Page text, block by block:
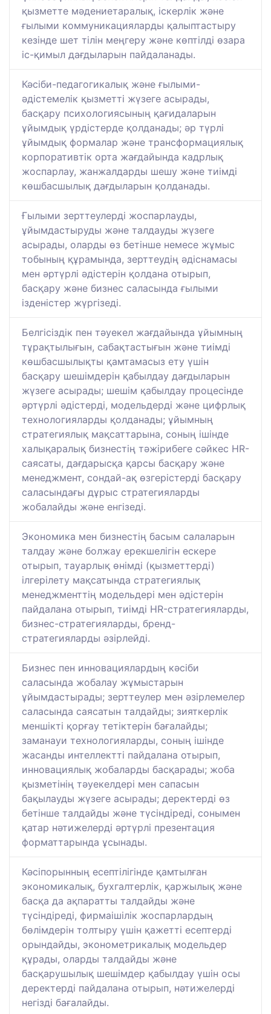
қызметте мәдениетаралық, іскерлік және
ғылыми коммуникацияларды қалыптастыру
кезінде шет тілін меңгеру және көптілді өзара
іс-қимыл дағдыларын пайдаланады.
Кәсіби-педагогикалық және ғылыми-
әдістемелік қызметті жүзеге асырады,
басқару психологиясының қағидаларын
ұйымдық үрдістерде қолданады; әр түрлі
ұйымдық формалар және трансформациялық
корпоративтік орта жағдайында кадрлық
жоспарлау, жанжалдарды шешу және тиімді
көшбасшылық дағдыларын қолданады.
Ғылыми зерттеулерді жоспарлауды,
ұйымдастыруды және талдауды жүзеге
асырады, оларды өз бетінше немесе жұмыс
тобының құрамында, зерттеудің әдіснамасы
мен әртүрлі әдістерін қолдана отырып,
басқару және бизнес саласында ғылыми
ізденістер жүргізеді.
Белгісіздік пен тәуекел жағдайында ұйымның
тұрақтылығын, сабақтастығын және тиімді
көшбасшылықты қамтамасыз ету үшін
басқару шешімдерін қабылдау дағдыларын
жүзеге асырады; шешім қабылдау процесінде
әртүрлі әдістерді, модельдерді және цифрлық
технологияларды қолданады; ұйымның
стратегиялық мақсаттарына, соның ішінде
халықаралық бизнестің тәжірибеге сәйкес HR-
саясаты, дағдарысқа қарсы басқару және
менеджмент, сондай-ақ өзгерістерді басқару
саласындағы дұрыс стратегияларды
жобалайды және енгізеді.
Экономика мен бизнестің басым салаларын
талдау және болжау ерекшелігін ескере
отырып, тауарлық өнімді (қызметтерді)
ілгерілету мақсатында стратегиялық
менеджменттің модельдері мен әдістерін
пайдалана отырып, тиімді HR-стратегияларды,
бизнес-стратегияларды, бренд-
стратегияларды әзірлейді.
Бизнес пен инновациялардың кәсіби
саласында жобалау жұмыстарын
ұйымдастырады; зерттеулер мен әзірлемелер
саласында саясатын талдайды; зияткерлік
меншікті қорғау тетіктерін бағалайды;
заманауи технологияларды, соның ішінде
жасанды интеллектті пайдалана отырып,
инновациялық жобаларды басқарады; жоба
қызметінің тәуекелдері мен сапасын
бақылауды жүзеге асырады; деректерді өз
бетінше талдайды және түсіндіреді, сонымен
қатар нәтижелерді әртүрлі презентация
форматтарында ұсынады.
Кәсіпорынның есептілігінде қамтылған
экономикалық, бухгалтерлік, қаржылық және
басқа да ақпаратты талдайды және
түсіндіреді, фирмаішілік жоспарлардың
бөлімдерін толтыру үшін қажетті есептерді
орындайды, эконометрикалық модельдер
құрады, оларды талдайды және
басқарушылық шешімдер қабылдау үшін осы
деректерді пайдалана отырып, нәтижелерді
негізді бағалайды.